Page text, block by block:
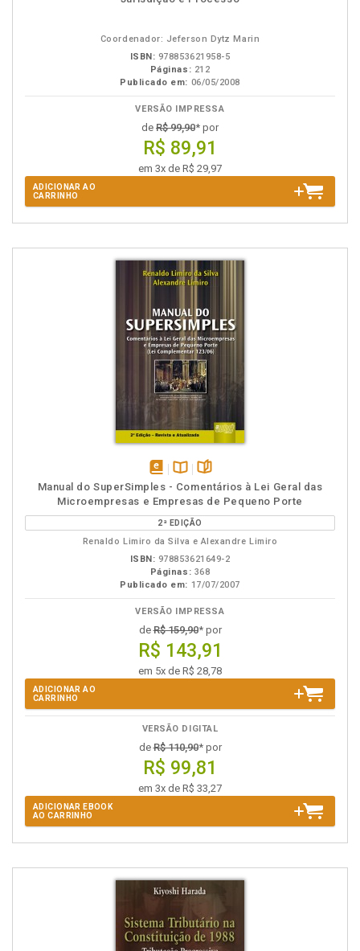
Coordenador: Jeferson Dytz Marin
ISBN: 978853621958-5
Páginas: 212
Publicado em: 06/05/2008
VERSÃO IMPRESSA
de R$ 99,90* por
R$ 89,91
em 3x de R$ 29,97
ADICIONAR AO
CARRINHO
disponível
em
eBook
Disponível
na
B.V.
páginas
Manual do SuperSimples - Comentários à Lei Geral das
Microempresas e Empresas de Pequeno Porte
2ª EDIÇÃO
Renaldo Limiro da Silva e Alexandre Limiro
ISBN: 978853621649-2
Páginas: 368
Publicado em: 17/07/2007
VERSÃO IMPRESSA
deR$ 159,90* por
R$ 143,91
em 5x de R$ 28,78
ADICIONAR AO
CARRINHO
VERSÃO DIGITAL
deR$ 110,90* por
R$ 99,81
em 3x de R$ 33,27
ADICIONAR EBOOK
AO CARRINHO